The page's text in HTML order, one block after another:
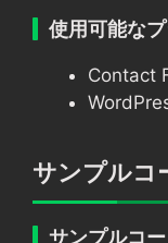
使用可能な
Contact
サンプルコ
サンプルコ